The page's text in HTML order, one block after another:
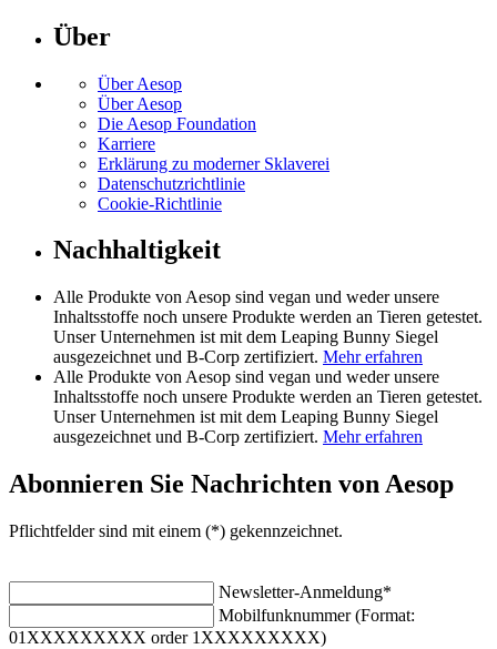
Über
Über Aesop
Über Aesop
Die Aesop Foundation
Karriere
Erklärung zu moderner Sklaverei
Datenschutzrichtlinie
Cookie-Richtlinie
Nachhaltigkeit
Alle Produkte von Aesop sind vegan und weder unsere
Inhaltsstoffe noch unsere Produkte werden an Tieren getestet.
Unser Unternehmen ist mit dem Leaping Bunny Siegel
ausgezeichnet und B-Corp zertifiziert. Mehr erfahren
Alle Produkte von Aesop sind vegan und weder unsere
Inhaltsstoffe noch unsere Produkte werden an Tieren getestet.
Unser Unternehmen ist mit dem Leaping Bunny Siegel
ausgezeichnet und B-Corp zertifiziert. Mehr erfahren
Abonnieren Sie Nachrichten von Aesop
Pflichtfelder sind mit einem (*) gekennzeichnet.
Newsletter-Anmeldung*
Mobilfunknummer (Format:
01XXXXXXXXX order 1XXXXXXXXX)